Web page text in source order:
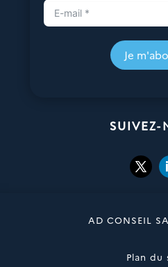
Je
SUIVEZ-
AD CONSEIL
Plan du